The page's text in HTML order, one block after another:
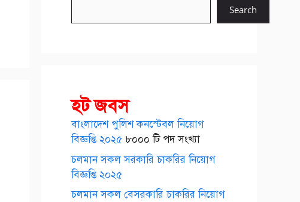
Search
হট জবস
বাংলাদেশ পুলিশ কনস্টেবল নিয়োগ
বিজ্ঞপ্তি ২০২৫ ৮০০০ টি পদ সংখ্যা
চলমান সকল সরকারি চাকরির নিয়োগ
বিজ্ঞপ্তি ২০২৫
চলমান সকল বেসরকারি চাকরির নিয়োগ